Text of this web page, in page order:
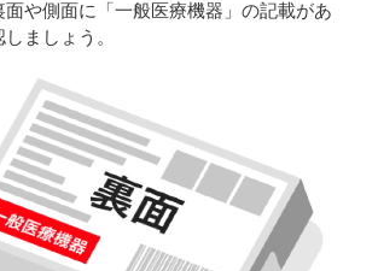
面や側面に「一般医療機器」の記載があ
ましょう。